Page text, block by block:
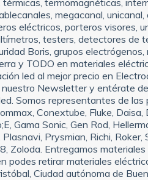
megacanal, unicanal,
eléctricos, porteros visores,
testers, detectores de
Boris, grupos
y TODO en materiales
led al mejor precio en
Newsletter y entérate
Somos representantes de las
Conextube, Fluke, Daisa,
Gama Sonic, Gen Rod,
Prysmian, Richi,
Zoloda. Entregamos
podes retirar materiales
Ciudad autónoma de